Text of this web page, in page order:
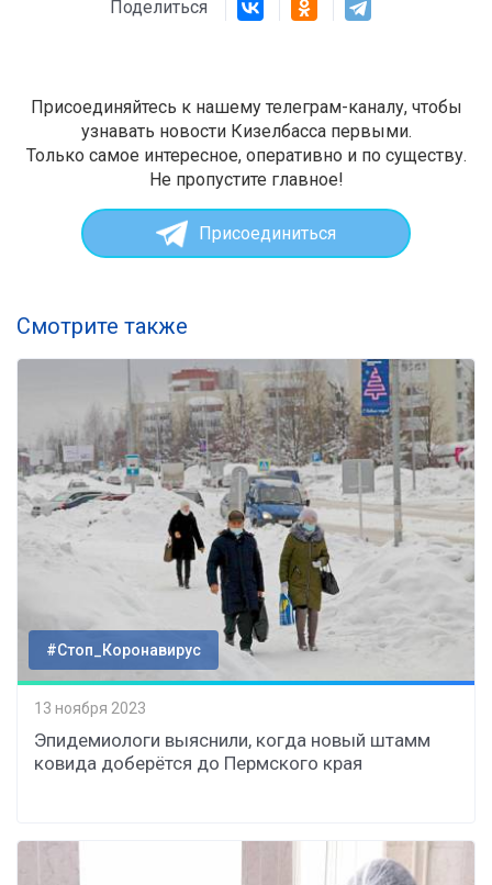
Поделиться
Присоединяйтесь к нашему телеграм-каналу, чтобы
узнавать новости Кизелбасса первыми.
Только самое интересное, оперативно и по существу.
Не пропустите главное!
Присоединиться
Смотрите также
#Стоп_Коронавирус
13 ноября 2023
Эпидемиологи выяснили, когда новый штамм
ковида доберётся до Пермского края